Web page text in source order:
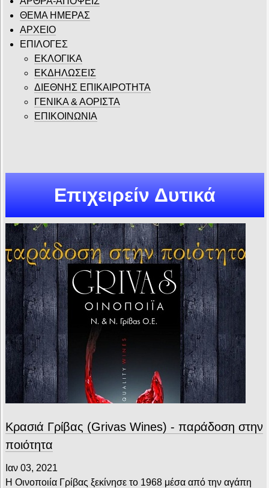
ΘΕΜΑ ΗΜΕΡΑΣ
ΑΡΧΕΙΟ
ΕΠΙΛΟΓΕΣ
ΕΚΛΟΓΙΚΑ
ΕΚΔΗΛΩΣΕΙΣ
ΔΙΕΘΝΗΣ ΕΠΙΚΑΙΡΟΤΗΤΑ
ΓΕΝΙΚΑ & ΑΟΡΙΣΤΑ
ΕΠΙΚΟΙΝΩΝΙΑ
Επιχειρείν Δυτικά
Κρασιά Γρίβας (Grivas Wines) - παράδοση στην
ποιότητα
Ιαν 03, 2021
Η Οινοποιία Γρίβας ξεκίνησε το 1968 μέσα από την αγάπη